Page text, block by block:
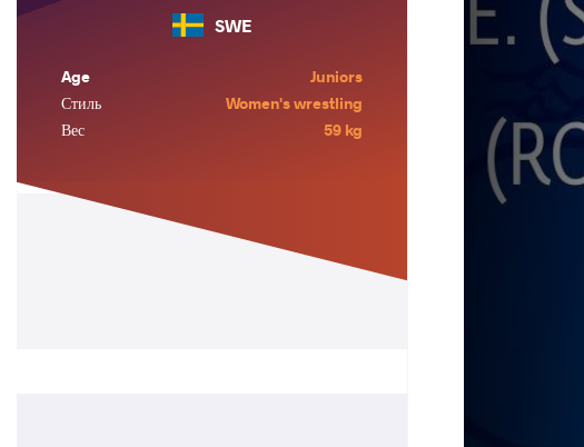
SWE
Age
Juniors
Стиль
Women's wrestling
Вес
59 kg